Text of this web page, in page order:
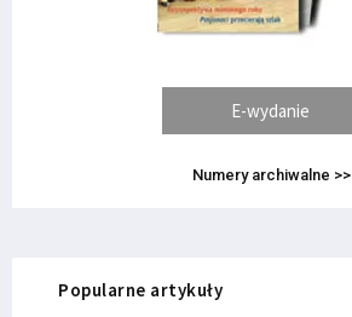
E-wydanie
Numery archiwalne >>
Popularne artykuły